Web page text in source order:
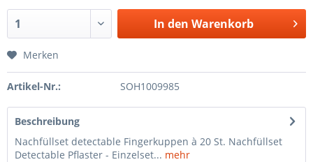
In den Warenkorb
Merken
Artikel-Nr.: SOH1009985
Beschreibung
Nachfüllset detectable Fingerkuppen à 20 St. Nachfüllset
Detectable Pflaster - Einzelset... mehr